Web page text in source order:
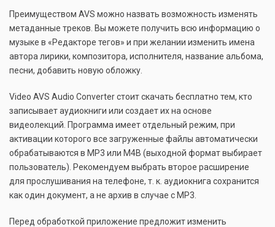
Преимуществом AVS можно назвать возможность изменять
метаданные треков. Вы можете получить всю информацию о
музыке в «Редакторе тегов» и при желании изменить имена
автора лирики, композитора, исполнителя, название альбома,
песни, добавить новую обложку.
Video AVS Audio Converter стоит скачать бесплатно тем, кто
записывает аудиокниги или создает их на основе
видеолекций. Программа имеет отдельный режим, при
активации которого все загруженные файлы автоматически
обрабатываются в МР3 или М4В (выходной формат выбирает
пользователь). Рекомендуем выбрать второе расширение
для прослушивания на телефоне, т. к. аудиокнига сохранится
как один документ, а не архив в случае с МР3.
Перед обработкой приложение предложит изменить